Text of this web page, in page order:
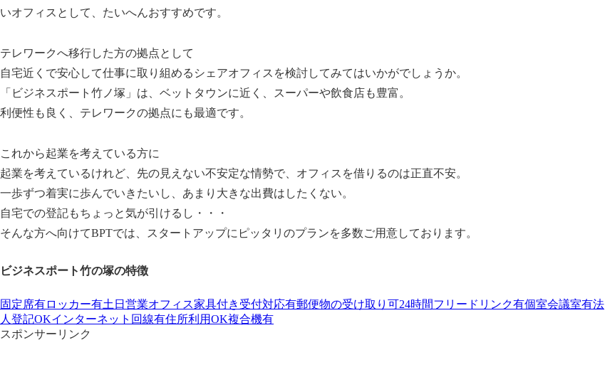
いオフィスとして、たいへんおすすめです。
テレワークへ移行した方の拠点として
自宅近くで安心して仕事に取り組めるシェアオフィスを検討してみてはいかがでしょうか。
「ビジネスポート竹ノ塚」は、ベットタウンに近く、スーパーや飲食店も豊富。
利便性も良く、テレワークの拠点にも最適です。
これから起業を考えている方に
起業を考えているけれど、先の見えない不安定な情勢で、オフィスを借りるのは正直不安。
一歩ずつ着実に歩んでいきたいし、あまり大きな出費はしたくない。
自宅での登記もちょっと気が引けるし・・・
そんな方へ向けてBPTでは、スタートアップにピッタリのプランを多数ご用意しております。
ビジネスポート竹の塚の特徴
固定席有ロッカー有土日営業オフィス家具付き 受付対応有郵便物の受け取り可24時間フリードリンク有個室会議室有法
人登記OKインターネット回線有住所利用OK複合機有
スポンサーリンク